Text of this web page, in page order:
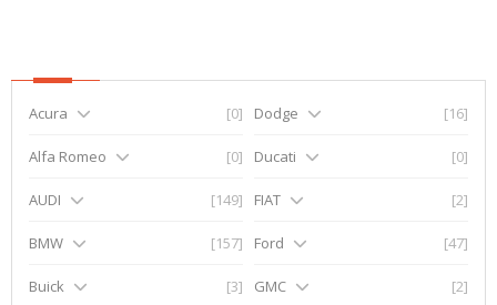
Acura [0]
Alfa Romeo [0]
AUDI [149]
BMW [157]
Buick [3]
Dodge [16]
Ducati [0]
FIAT [2]
Ford [47]
GMC [2]